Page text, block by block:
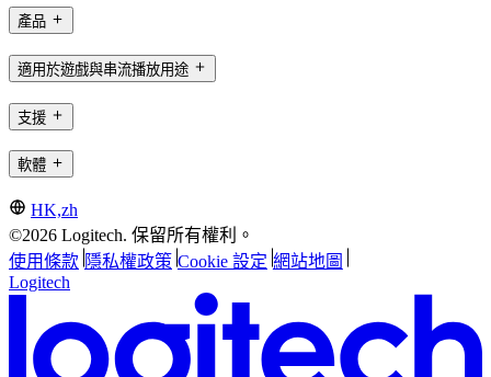
產品
適用於遊戲與串流播放用途
支援
軟體
HK,zh
©2026 Logitech. 保留所有權利。
使用條款 隱私權政策 Cookie 設定 網站地圖
Logitech